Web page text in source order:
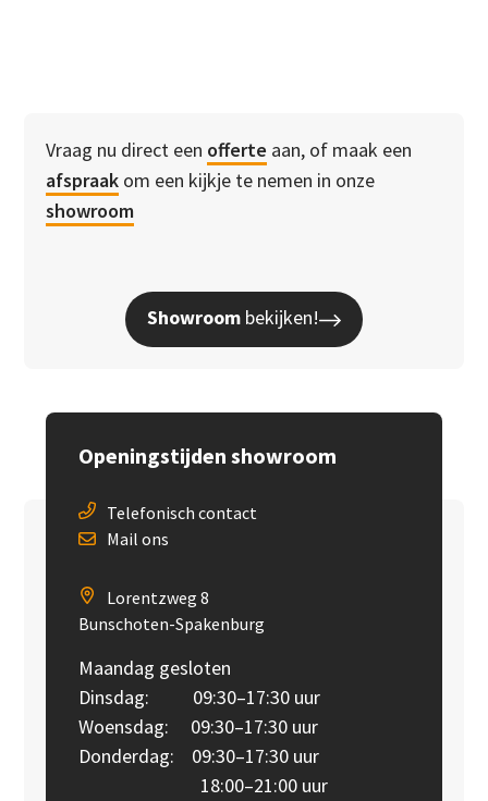
Vraag nu direct een offerte aan, of maak een
afspraak om een kijkje te nemen in onze
showroom
Showroom bekijken!
Openingstijden showroom
Telefonisch contact
Mail ons
Lorentzweg 8
Bunschoten-Spakenburg
Maandag gesloten
Dinsdag: 09:30–17:30 uur
Woensdag: 09:30–17:30 uur
Donderdag: 09:30–17:30 uur
18:00–21:00 uur